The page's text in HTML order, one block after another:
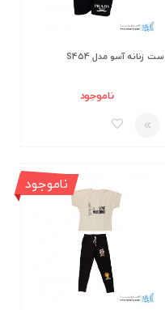
ست زنانه آسو مدل S454
ناموجود
ناموجود